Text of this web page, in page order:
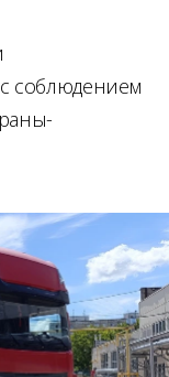
соблюдением